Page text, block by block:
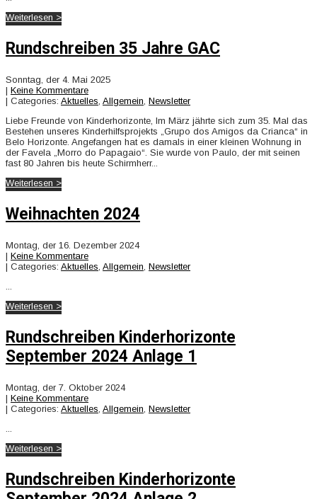
Weiterlesen >
Rundschreiben 35 Jahre GAC
Sonntag, der 4. Mai 2025
| Keine Kommentare
| Categories: Aktuelles, Allgemein, Newsletter
Liebe Freunde von Kinderhorizonte, Im März jährte sich zum 35. Mal das
Bestehen unseres Kinderhilfsprojekts „Grupo dos Amigos da Crianca“ in
Belo Horizonte. Angefangen hat es damals in einer kleinen Wohnung in
der Favela „Morro do Papagaio“. Sie wurde von Paulo, der mit seinen
fast 80 Jahren bis heute Schirmherr...
Weiterlesen >
Weihnachten 2024
Montag, der 16. Dezember 2024
| Keine Kommentare
| Categories: Aktuelles, Allgemein, Newsletter
...
Weiterlesen >
Rundschreiben Kinderhorizonte
September 2024 Anlage 1
Montag, der 7. Oktober 2024
| Keine Kommentare
| Categories: Aktuelles, Allgemein, Newsletter
...
Weiterlesen >
Rundschreiben Kinderhorizonte